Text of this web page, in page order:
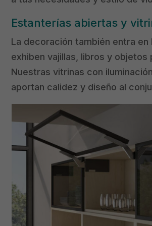
Estanterías abiertas y
La decoración también entra en
exhiben vajillas, libros y objetos
Nuestras vitrinas con
aportan calidez y diseño al